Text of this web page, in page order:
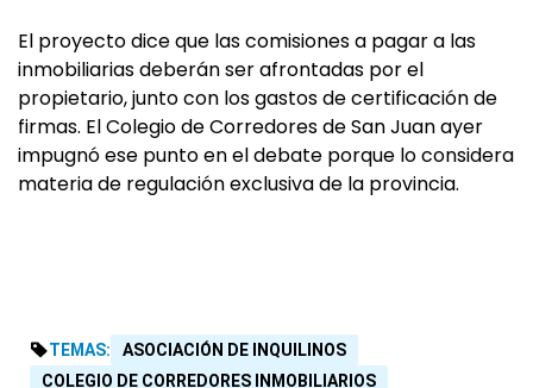
El proyecto dice que las comisiones a pagar a las
inmobiliarias deberán ser afrontadas por el
propietario, junto con los gastos de certificación de
firmas. El Colegio de Corredores de San Juan ayer
impugnó ese punto en el debate porque lo considera
materia de regulación exclusiva de la provincia.
TEMAS:
ASOCIACIÓN DE INQUILINOS
COLEGIO DE CORREDORES INMOBILIARIOS